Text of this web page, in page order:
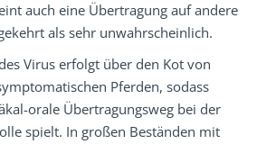
auch eine Übertragung auf andere
als sehr unwahrscheinlich.
Virus erfolgt über den Kot von
Pferden, sodass
orale Übertragungsweg bei der
spielt. In großen Beständen mit